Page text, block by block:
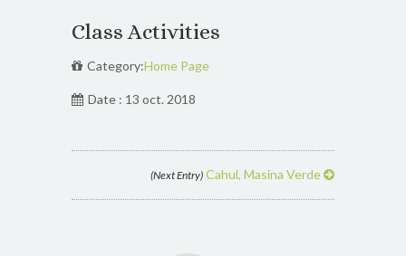
Class Activities
Category:Home Page
Date : 13 oct. 2018
(Next Entry) Cahul, Masina Verde